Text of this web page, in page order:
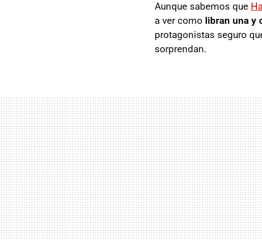
Aunque sabemos que
a ver como libran una y
protagonistas seguro
sorprendan.